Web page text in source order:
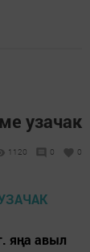
узачак
1120 0 0
яңа авыл